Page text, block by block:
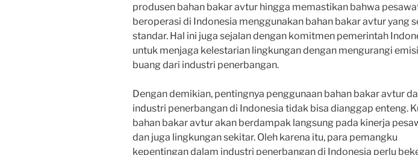
produsen bahan bakar avtur hingga memastikan bahwa
beroperasi di Indonesia menggunakan bahan bakar avtur yang
standar. Hal ini juga sejalan dengan komitmen pemerintah
untuk menjaga kelestarian lingkungan dengan mengurangi
buang dari industri penerbangan.
Dengan demikian, pentingnya penggunaan bahan bakar avtur
industri penerbangan di Indonesia tidak bisa dianggap enteng.
bahan bakar avtur akan berdampak langsung pada kinerja
dan juga lingkungan sekitar. Oleh karena itu, para pemangku
kepentingan dalam industri penerbangan di Indonesia perlu